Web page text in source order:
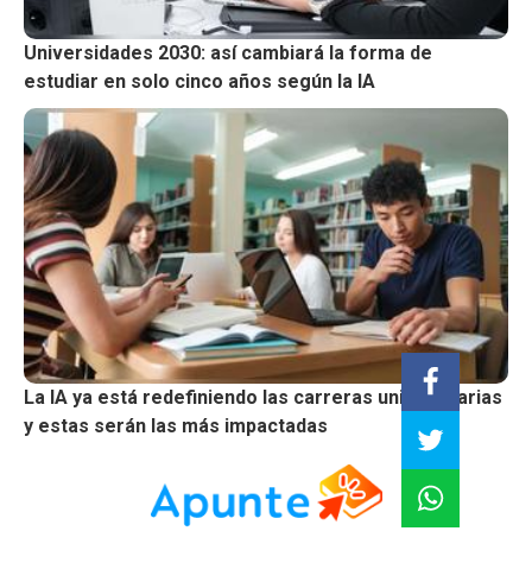
Universidades 2030: así cambiará la forma de
estudiar en solo cinco años según la IA
La IA ya está redefiniendo las carreras universitarias
y estas serán las más impactadas